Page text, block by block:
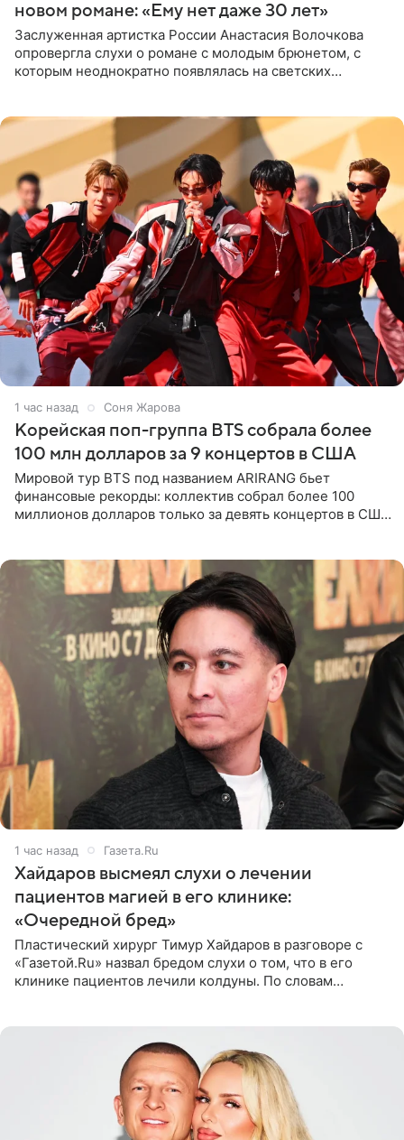
новом романе: «Ему нет даже 30 лет»
Заслуженная артистка России Анастасия Волочкова
опровергла слухи о романе с молодым брюнетом, с
которым неоднократно появлялась на светских
1 час назад Соня Жарова
Корейская поп-группа BTS собрала более
100 млн долларов за 9 концертов в США
Мировой тур BTS под названием ARIRANG бьет
финансовые рекорды: коллектив собрал более 100
миллионов долларов только за девять концертов в США.
1 час назад Газета.Ru
Хайдаров высмеял слухи о лечении
пациентов магией в его клинике:
«Очередной бред»
Пластический хирург Тимур Хайдаров в разговоре с
«Газетой.Ru» назвал бредом слухи о том, что в его
клинике пациентов лечили колдуны. По словам